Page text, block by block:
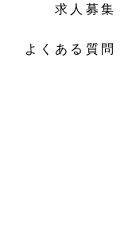
求人募集
よくある質問